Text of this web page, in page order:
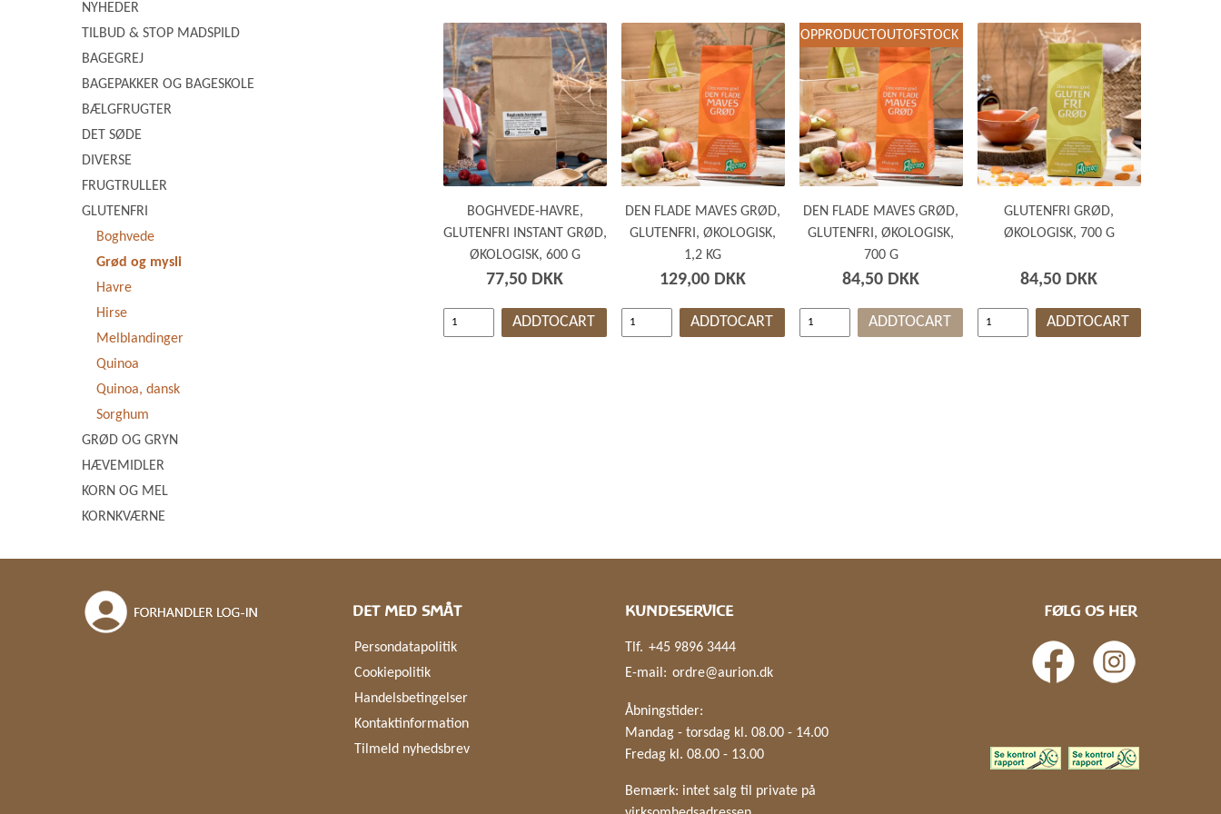
HÆVEMIDLER
KORN OG MEL
KORNKVÆRNE
NYHEDER
TILBUD & STOP MADSPILD
BAGEGREJ
BAGEPAKKER OG BAGESKOLE
BÆLGFRUGTER
DET SØDE
DIVERSE
FRUGTRULLER
GLUTENFRI
Boghvede
Grød og mysli
Havre
Hirse
Melblandinger
Quinoa
Quinoa, dansk
Sorghum
GRØD OG GRYN
HÆVEMIDLER
KORN OG MEL
KORNKVÆRNE
webshopSortOptionPrice
webshopSortOptionPriceDescending
webshopSortOptionWeight
webshopSortOptionWeightDescending
webshopSortOptionNewest
webshopSortOptionOldest
BOGHVEDE-HAVRE,
GLUTENFRI INSTANT GRØD,
ØKOLOGISK, 600 G
77,50 DKK
ADDTOCART
DEN FLADE MAVES GRØD,
GLUTENFRI, ØKOLOGISK,
1,2 KG
129,00 DKK
ADDTOCART
WEBSHOPPRODUCTOUTOFSTOCK
DEN FLADE MAVES GRØD,
GLUTENFRI, ØKOLOGISK,
700 G
84,50 DKK
ADDTOCART
GLUTENFRI GRØD,
ØKOLOGISK, 700 G
84,50 DKK
ADDTOCART
DET MED SMÅT
Persondatapolitik
Cookiepolitik
Handelsbetingelser
Kontaktinformation
Tilmeld nyhedsbrev
KUNDESERVICE
Tlf. +45 9896 3444
E-mail: ordre@aurion.dk
Åbningstider:
Mandag - torsdag kl. 08.00 - 14.00
Fredag kl. 08.00 - 13.00
Bemærk: intet salg til private på
FØLG OS HER